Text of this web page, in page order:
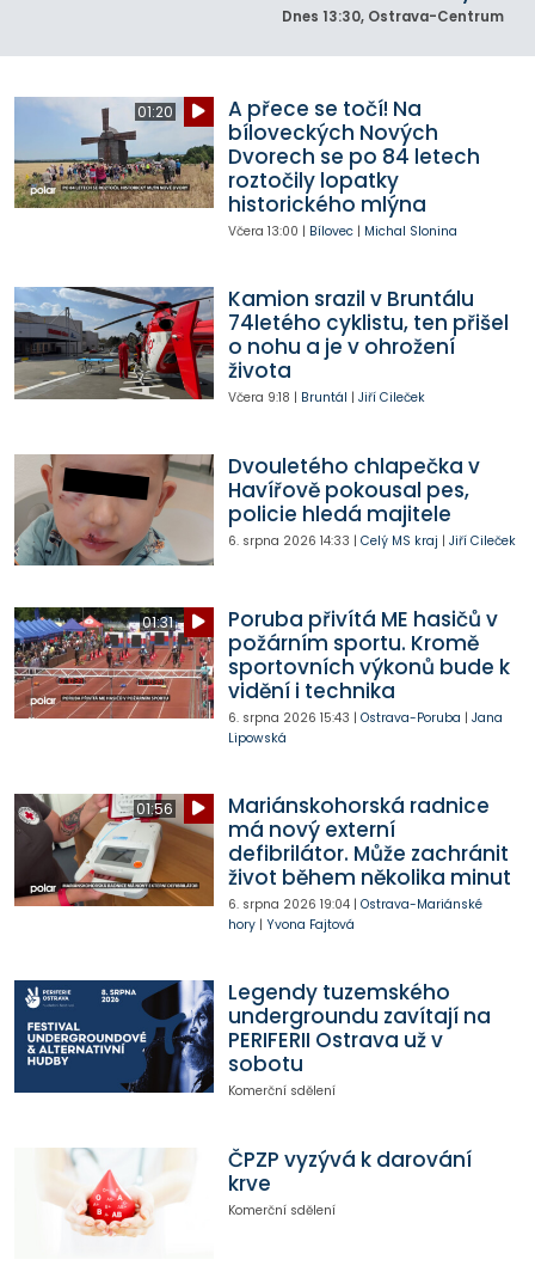
Dnes 13:30, Ostrava-Centrum
01:20
A přece se točí! Na
bíloveckých Nových
Dvorech se po 84 letech
roztočily lopatky
historického mlýna
Včera 13:00 | Bílovec| Michal Slonina
Kamion srazil v Bruntálu
74letého cyklistu, ten přišel
o nohu a je v ohrožení
života
Včera 9:18 | Bruntál | Jiří Cileček
Dvouletého chlapečka v
Havířově pokousal pes,
policie hledá majitele
6. srpna 2026 14:33 | Celý MS kraj | Jiří Cileček
01:31
Poruba přivítá ME hasičů v
požárním sportu. Kromě
sportovních výkonů bude k
vidění i technika
6. srpna 2026 15:43 | Ostrava-Poruba | Jana
Lipowská
01:56
Mariánskohorská radnice
má nový externí
defibrilátor. Může zachránit
život během několika minut
6. srpna 2026 19:04| Ostrava-Mariánské
hory| Yvona Fajtová
Legendy tuzemského
undergroundu zavítají na
PERIFERII Ostrava už v
sobotu
Komerční sdělení
ČPZP vyzývá k darování
krve
Komerční sdělení